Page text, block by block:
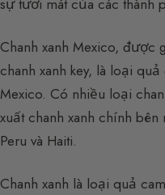
sự tươi mát của các thành
Chanh xanh Mexico, được
chanh xanh key, là loại
Mexico. Có nhiều loại
xuất chanh xanh chính
Peru và Haiti.
Chanh xanh là loại quả